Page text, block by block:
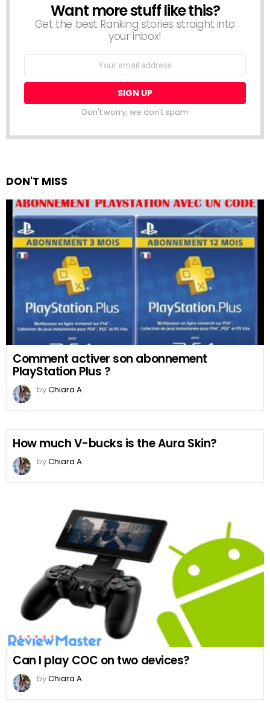
NEWSLETTER
Want more stuff like this?
Get the best Ranking stories straight into
your inbox!
Email
Don't worry, we don't spam
DON'T MISS
Comment activer son abonnement
PlayStation Plus ?
byChiara A.
How much V-bucks is the Aura Skin?
byChiara A.
Can I play COC on two devices?
byChiara A.